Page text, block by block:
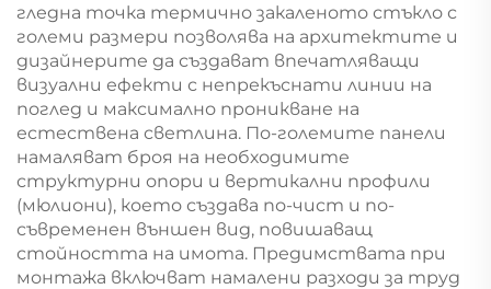
гледна точка термично закаленото стъкло с
големи размери позволява на архитектите и
дизайнерите да създават впечатляващи
визуални ефекти с непрекъснати линии на
поглед и максимално проникване на
естествена светлина. По-големите панели
намаляват броя на необходимите
структурни опори и вертикални профили
(мюлиони), което създава по-чист и по-
съвременен външен вид, повишаващ
стойността на имота. Предимствата при
монтажа включват намалени разходи за труд